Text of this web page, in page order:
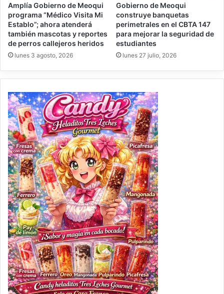
Amplía Gobierno de Meoqui
programa “Médico Visita Mi
Establo”; ahora atenderá
también mascotas y reportes
de perros callejeros heridos
lunes 3 agosto, 2026
Gobierno de Meoqui
construye banquetas
perimetrales en el CBTA 147
para mejorar la seguridad de
estudiantes
lunes 27 julio, 2026